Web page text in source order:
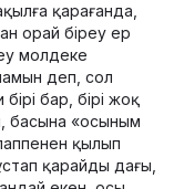
қарағанда,
орай біреу ер
молдеке
деп, сол
бар, бірі жоқ
басына «осыным
қылып
қарайды дағы,